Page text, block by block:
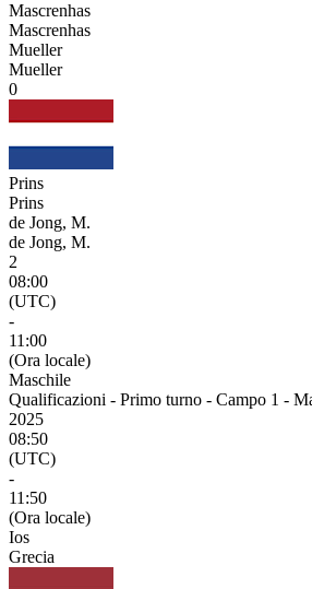
Mascrenhas
Mascrenhas
Mueller
Mueller
0
Prins
Prins
de Jong, M.
de Jong, M.
2
08:00
(UTC)
-
11:00
(Ora locale)
Maschile
Qualificazioni - Primo turno - Campo 1 -
2025
08:50
(UTC)
-
11:50
(Ora locale)
Ios
Grecia